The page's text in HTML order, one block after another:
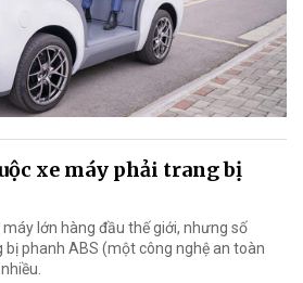
xe máy phải trang bị
lớn hàng đầu thế giới, nhưng số
bị phanh ABS (một công nghệ an toàn